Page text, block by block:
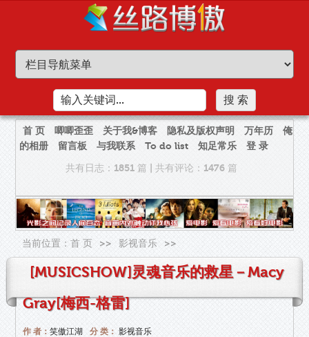
首 页 唧唧歪歪 关于我&博客 隐私及版权声明 万年历
俺
的相册
留言板 与我联系 To do list 知足常乐
登 录
共有日志：1851 篇
共有评论：1476 篇
当前位置：首 页 >> 影视音乐 >>
[MUSICSHOW]灵魂音乐的救星－Macy
Gray[梅西-格雷]
作 者：笑傲江湖 分 类： 影视音乐